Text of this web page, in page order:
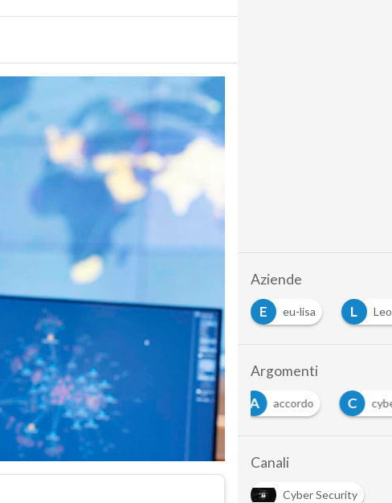
Aziende
E
eu-lisa L
Argomenti
A
accordo C
Canali
Cyber Security